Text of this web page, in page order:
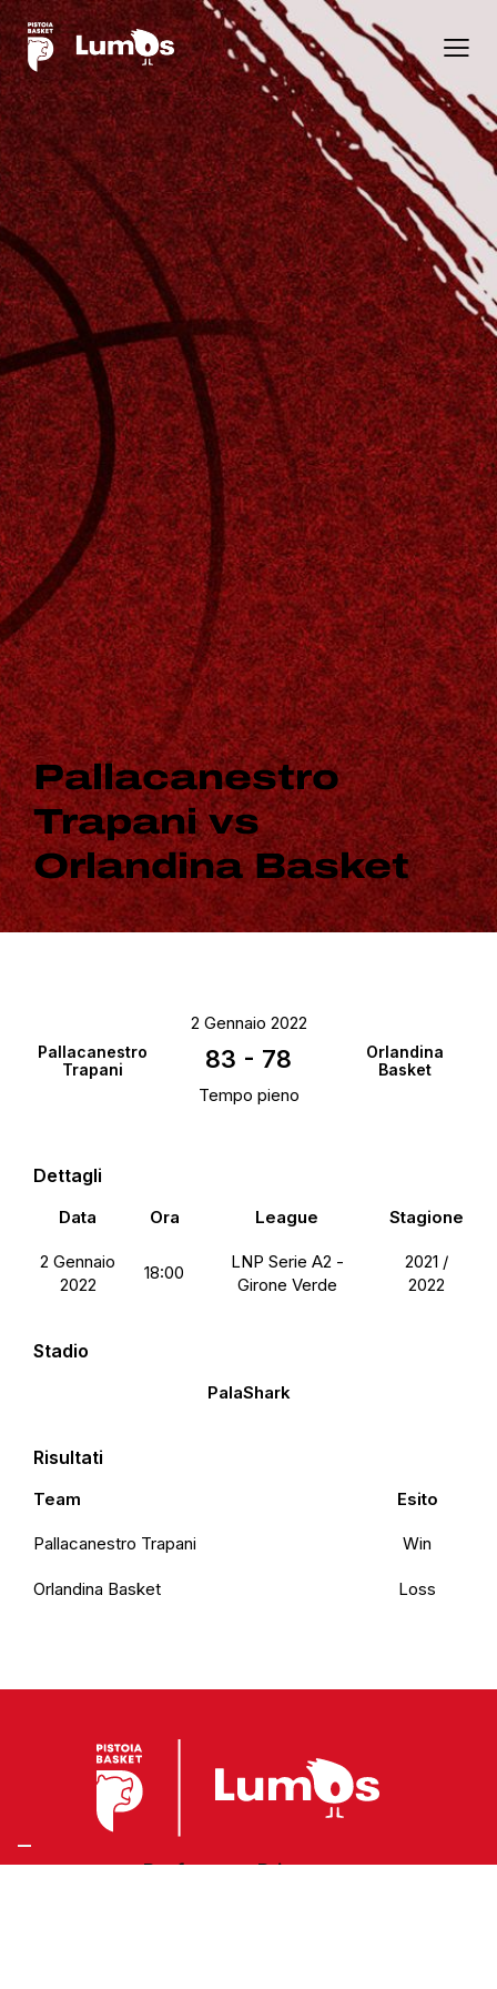
Pallacanestro
Trapani vs
Orlandina Basket
Pallacanestro
Trapani
Orlandina
Basket
2 Gennaio 2022
83 - 78
Tempo pieno
Dettagli
Data Ora League Stagione
2 Gennaio
2022
18:00
LNP Serie A2 -
Girone Verde
2021 /
2022
Stadio
PalaShark
Risultati
Team Esito
Pallacanestro Trapani Win
Orlandina Basket Loss
Preferenze Privacy